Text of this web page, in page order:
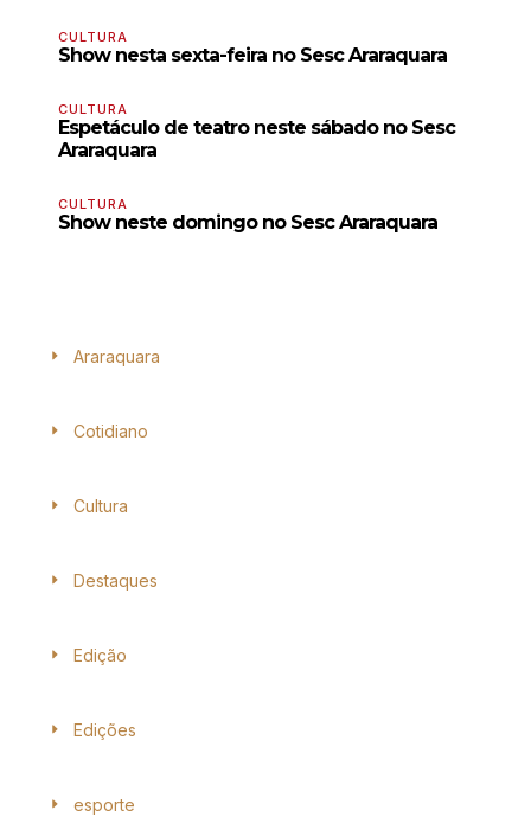
CULTURA
Show nesta sexta-feira no Sesc Araraquara
CULTURA
Espetáculo de teatro neste sábado no Sesc
Araraquara
CULTURA
Show neste domingo no Sesc Araraquara
Araraquara
Cotidiano
Cultura
Destaques
Edição
Edições
esporte